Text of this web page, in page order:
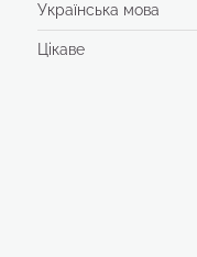
Українська мова
Цікаве